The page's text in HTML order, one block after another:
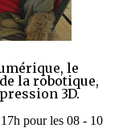
le
la robotique,
3D.
pour les 08 - 10